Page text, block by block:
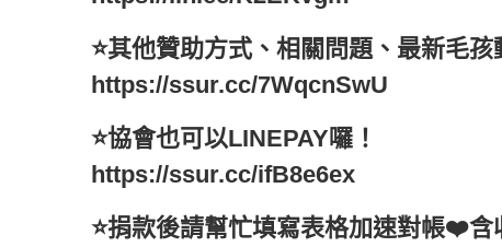
⭐️其他贊助方式、相關問題、最新毛
https://ssur.cc/7WqcnSwU
⭐️協會也可以LINEPAY囉！
https://ssur.cc/ifB8e6ex
⭐️捐款後請幫忙填寫表格加速對帳❤️含